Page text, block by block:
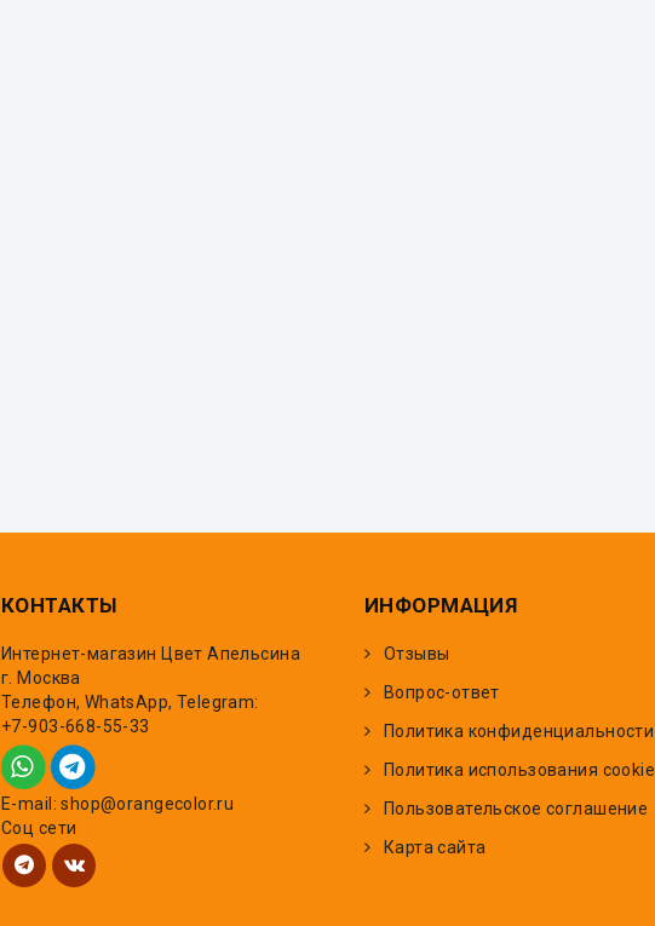
КОНТАКТЫ
Интернет-магазин Цвет Апельсина
г. Москва
Телефон, WhatsApp, Telegram:
+7-903-668-55-33
E-mail: shop@orangecolor.ru
Соц сети
ИНФОРМАЦИЯ
Отзывы
Вопрос-ответ
Политика конфиденциальности
Политика использования cookie
Пользовательское соглашение
Карта сайта